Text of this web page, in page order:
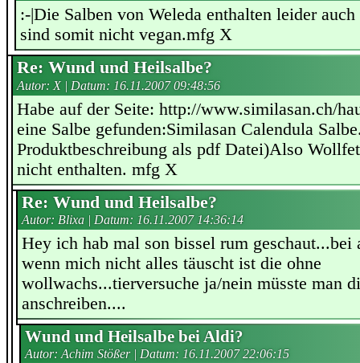
:-|Die Salben von Weleda enthalten leider
sind somit nicht vegan.mfg X
Re: Wund und Heilsalbe?
Autor: X | Datum: 16.11.2007 09:48:56
Habe auf der Seite: http://www.similasan.ch/
eine Salbe gefunden:Similasan Calendula
Produktbeschreibung als pdf Datei)Also
nicht enthalten. mfg X
Re: Wund und Heilsalbe?
Autor: Blixa | Datum: 16.11.2007 14:36:14
Hey ich hab mal son bissel rum geschaut...bei
wenn mich nicht alles täuscht ist die ohne
wollwachs...tierversuche ja/nein müsste man
anschreiben....
Wund und Heilsalbe bei Aldi?
Autor: Achim Stößer | Datum: 16.11.2007 22:06:15